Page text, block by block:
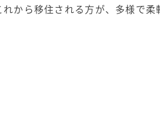
から移住される方が、多様で